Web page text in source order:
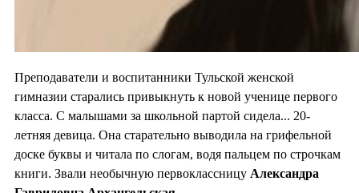
Преподаватели и воспитанники Тульской женской
гимназии старались привыкнуть к новой ученице первого
класса. С малышами за школьной партой сидела... 20-
летняя девица. Она старательно выводила на грифельной
доске буквы и читала по слогам, водя пальцем по строчкам
книги. Звали необычную первоклассницу Александра